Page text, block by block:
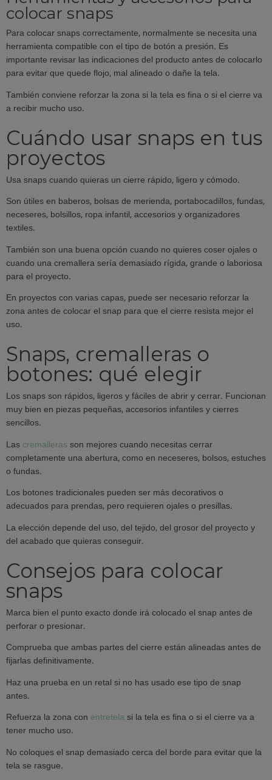
colocar snaps
Para colocar snaps correctamente, normalmente se necesita una
herramienta compatible con el tipo de botón a presión. Es
importante revisar las indicaciones del producto antes de colocarlo
para evitar que quede flojo, mal alineado o dañe la tela.
También conviene reforzar la zona si la tela es fina o si el cierre va
a recibir mucho uso.
Cuándo usar snaps en tus
proyectos
Usa snaps cuando quieras un cierre rápido, ligero y cómodo.
Son útiles en baberos, bolsas de merienda, portabocadillos, fundas,
neceseres, bolsillos, ropa infantil, accesorios y organizadores
textiles.
También son una buena opción cuando no quieres coser ojales o
cuando una cremallera sería demasiado rígida, grande o laboriosa
para el proyecto.
En proyectos con varias capas, puede ser necesario reforzar la
zona antes de colocar el snap para que el cierre resista mejor el
uso.
Snaps, cremalleras o
botones: qué elegir
Los snaps son rápidos, ligeros y fáciles de abrir y cerrar. Funcionan
muy bien en piezas pequeñas, accesorios infantiles y cierres
sencillos.
Las cremalleras son mejores cuando necesitas cerrar
completamente una abertura, como en neceseres, bolsos, estuches
o fundas.
Los botones tradicionales pueden ser más decorativos o
adecuados para prendas, pero requieren ojales o presillas.
La elección depende del uso, del tejido, del grosor del proyecto y
del acabado que quieras conseguir.
Consejos para colocar
snaps
Marca bien el punto exacto donde irá colocado el snap antes de
perforar o presionar.
Comprueba que ambas partes del cierre están alineadas antes de
fijarlas definitivamente.
Haz una prueba en un retal si no has usado ese tipo de snap
antes.
Refuerza la zona con entretelasi la tela es fina o si el cierre va a
tener mucho uso.
No coloques el snap demasiado cerca del borde para evitar que la
tela se rasgue.